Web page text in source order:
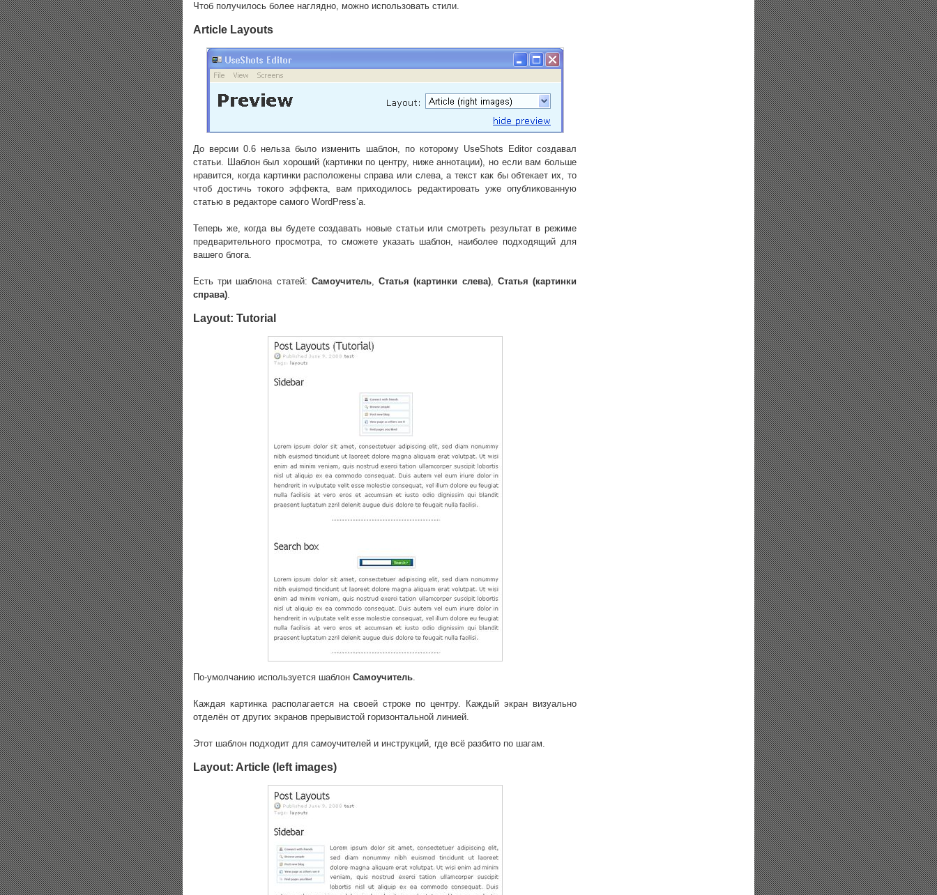
Чтоб получилось более наглядно, можно использовать стили.
Article Layouts
До версии 0.6 нельза было изменить шаблон, по которому UseShots Editor создавал
статьи. Шаблон был хороший (картинки по центру, ниже аннотации), но если вам больше
нравится, когда картинки расположены справа или слева, а текст как бы обтекает их, то
чтоб достичь токого эффекта, вам приходилось редактировать уже опубликованную
статью в редакторе самого WordPress’а.
Теперь же, когда вы будете создавать новые статьи или смотреть результат в режиме
предварительного просмотра, то сможете указать шаблон, наиболее подходящий для
вашего блога.
Есть три шаблона статей: Самоучитель,Статья (картинки слева), Статья (картинки
справа).
Layout: Tutorial
По-умолчанию используется шаблон Самоучитель.
Каждая картинка располагается на своей строке по центру. Каждый экран визуально
отделён от других экранов прерывистой горизонтальной линией.
Этот шаблон подходит для самоучителей и инструкций, где всё разбито по шагам.
Layout: Article (left images)